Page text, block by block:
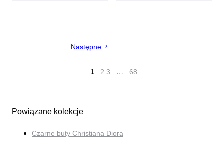
Następne
1 2 3 … 68
Powiązane kolekcje
Czarne buty Christiana Diora